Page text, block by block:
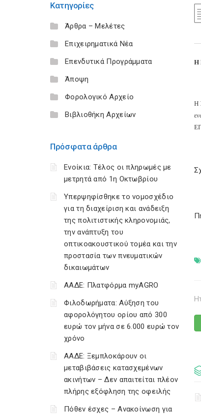
Κατηγορίες
Άρθρα – Μελέτες
Επιχειρηματικά Νέα
Επενδυτικά Προγράμματα
Άποψη
Φορολογικό Αρχείο
Βιβλιοθήκη Αρχείων
Πρόσφατα άρθρα
Ενοίκια: Τέλος οι πληρωμές με
μετρητά από 1η Οκτωβρίου
Υπερψηφίσθηκε το νομοσχέδιο
για τη διαχείριση και ανάδειξη
της πολιτιστικής κληρονομιάς,
την ανάπτυξη του
οπτικοακουστικού τομέα και την
προστασία των πνευματικών
δικαιωμάτων
ΑΑΔΕ: Πλατφόρμα myAGRO
Φιλοδωρήματα: Αύξηση του
αφορολόγητου ορίου από 300
ευρώ τον μήνα σε 6.000 ευρώ τον
χρόνο
ΑΑΔΕ: Ξεμπλοκάρουν οι
μεταβιβάσεις κατασχεμένων
ακινήτων – Δεν απαιτείται πλέον
πλήρης εξόφληση της οφειλής
Πόθεν έσχες – Ανακοίνωση για
Η
Η